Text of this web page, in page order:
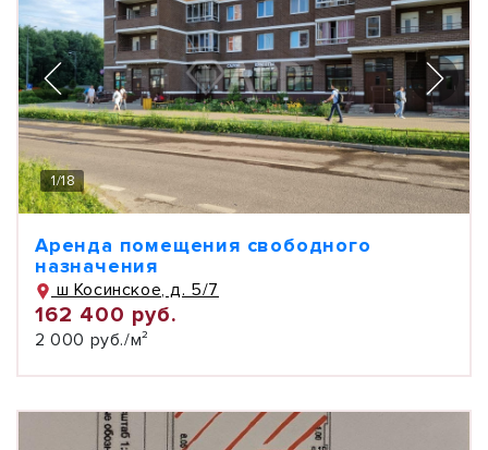
1/18
Аренда помещения свободного
назначения
ш Косинское, д. 5/7
162 400 руб.
2 000 руб./м²